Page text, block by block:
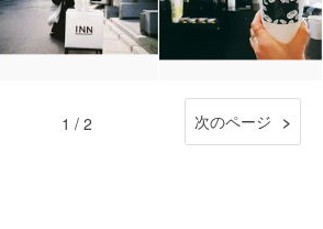
1 / 2 次のページ